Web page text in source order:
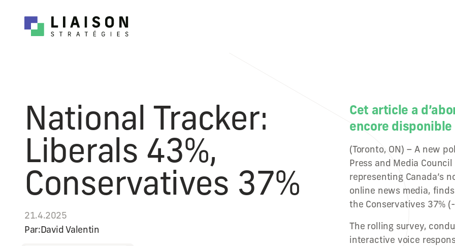
National Tracker:
Liberals 43%,
Conservatives 37%
21.4.2025
Par:David Valentin
Cet article a
encore
(Toronto, ON) – A new
Press and Media
representing Canada’s
online news media,
the Conservatives 37%
The rolling survey,
interactive voice